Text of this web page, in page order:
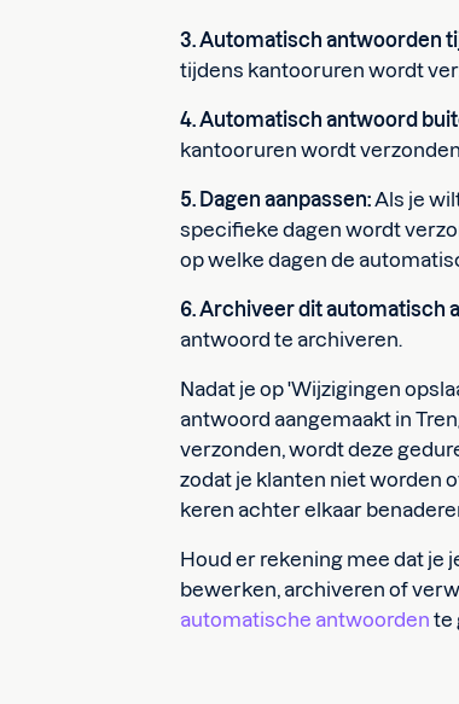
3. Automatisch antwoorden
tijdens kantooruren wordt
4. Automatisch antwoord
kantooruren wordt
5. Dagen aanpassen:Als je
specifieke dagen wordt
op welke dagen de
6. Archiveer dit automatisch
antwoord te archiveren.
Nadat je op 'Wijzigingen
antwoord aangemaakt in
verzonden, wordt deze
zodat je klanten niet worden
keren achter elkaar
Houd er rekening mee dat je
bewerken, archiveren of
automatische antwoorden te